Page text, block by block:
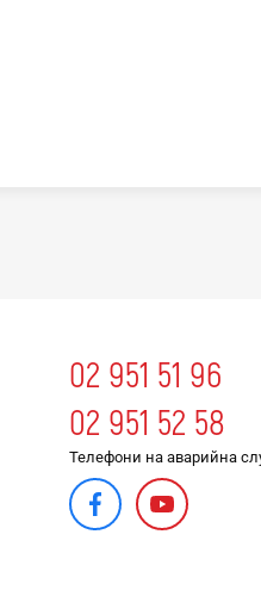
02 951 51 96
02 951 52 58
Телефони на аварийна